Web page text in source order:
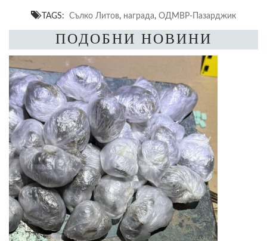
TAGS: Сълко Литов, награда, ОДМВР-Пазарджик
ПОДОБНИ НОВИНИ